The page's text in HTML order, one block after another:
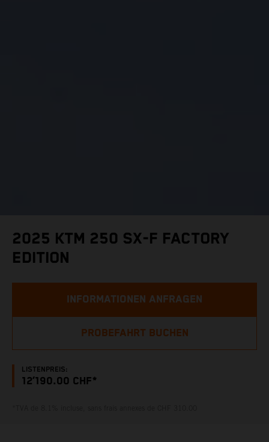
2025 KTM 250 SX-F FACTORY
EDITION
LISTENPREIS:
12’190.00 CHF*
INFORMATIONEN ANFRAGEN
PROBEFAHRT BUCHEN